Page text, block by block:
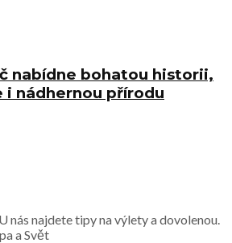
nabídne bohatou historii,
nádhernou přírodu
nás najdete tipy na výlety a dovolenou.
a Svět